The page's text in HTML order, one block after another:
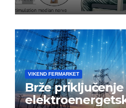
VIKEND FERMARKET
Brže priključenje